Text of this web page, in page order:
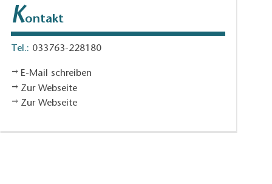
Kontakt
Tel.: 033763-228180
E-Mail schreiben
Zur Webseite
Zur Webseite